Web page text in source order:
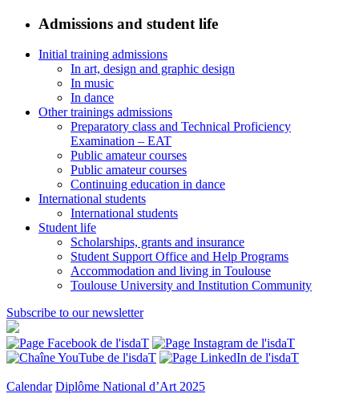
Admissions and student life
Initial training admissions
In art, design and graphic design
In music
In dance
Other trainings admissions
Preparatory class and Technical Proficiency
Examination – EAT
Public amateur courses
Public amateur courses
Continuing education in dance
International students
International students
Student life
Scholarships, grants and insurance
Student Support Office and Help Programs
Accommodation and living in Toulouse
Toulouse University and Institution Community
Subscribe to our newsletter
Calendar Diplôme National d’Art 2025